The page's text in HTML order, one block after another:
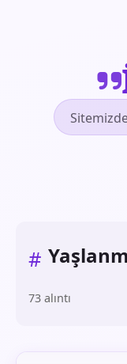
#
73 alıntı